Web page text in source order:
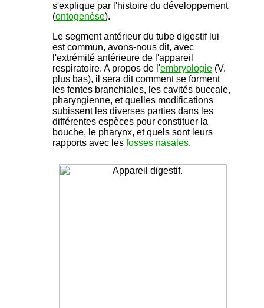
s'explique par l'histoire du développement
(ontogenèse).
Le segment antérieur du tube digestif lui
est commun, avons-nous dit, avec
l'extrémité antérieure de l'appareil
respiratoire. A propos de l'embryologie (V.
plus bas), il sera dit comment se forment
les fentes branchiales, les cavités buccale,
pharyngienne, et quelles modifications
subissent les diverses parties dans les
différentes espèces pour constituer la
bouche, le pharynx, et quels sont leurs
rapports avec les fosses nasales.
-